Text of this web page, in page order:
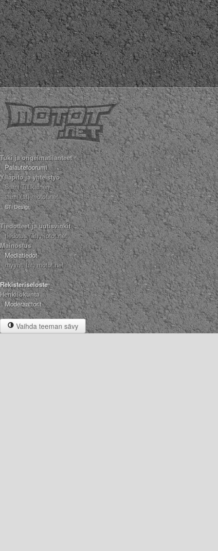
Tuki ja ongelmatilanteet
Palautefoorumi
Ylläpito ja yhteistyö
Sami Tiilikainen
sami (ät) motot.net
STi Design
Tiedotteet ja uutisvinkit
tiedotus (ät) motot.net
Mainostus
Mediatiedot
myynti (ät) motot.net
Rekisteriseloste
Henkilökunta
Moderaattorit
Vaihda teeman sävy